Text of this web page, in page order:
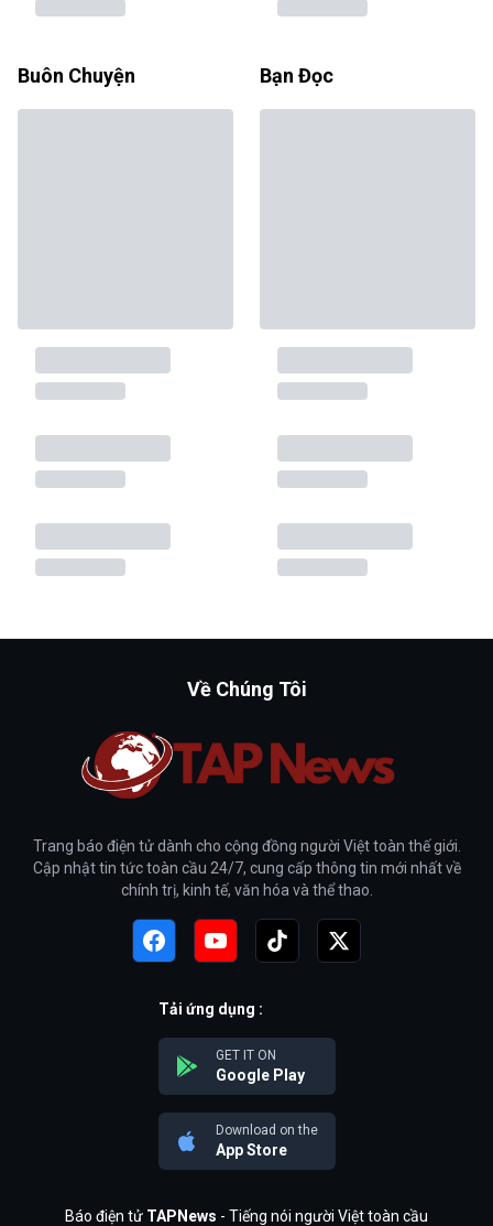
Buôn Chuyện Bạn Đọc
Về Chúng Tôi
Trang báo điện tử dành cho cộng đồng người Việt toàn thế giới.
Cập nhật tin tức toàn cầu 24/7, cung cấp thông tin mới nhất về
chính trị, kinh tế, văn hóa và thể thao.
Tải ứng dụng :
GET IT ON
Google Play
Download on the
App Store
Báo điện tử TAPNews - Tiếng nói người Việt toàn cầu